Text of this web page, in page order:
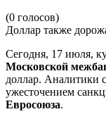
(0 голосов)
Доллар также
Сегодня, 17 июля,
Московской
доллар. Аналитики
ужесточением
Евросоюза.